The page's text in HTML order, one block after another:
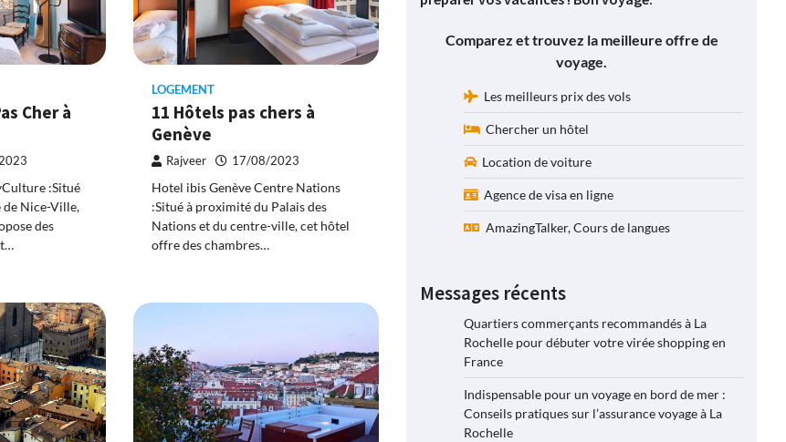
Cher à
:Situé
de Nice-Ville,
des
LOGEMENT
11 Hôtels pas chers à
Genève
Rajveer 17/08/2023
Hotel ibis Genève Centre Nations
:Situé à proximité du Palais des
Nations et du centre-ville, cet hôtel
offre des chambres…
Comparez et trouvez la meilleure offre de
voyage.
Les meilleurs prix des vols
Chercher un hôtel
Location de voiture
Agence de visa en ligne
AmazingTalker, Cours de langues
Messages récents
Quartiers commerçants recommandés à La
Rochelle pour débuter votre virée shopping en
France
Indispensable pour un voyage en bord de mer :
Conseils pratiques sur l’assurance voyage à La
Rochelle